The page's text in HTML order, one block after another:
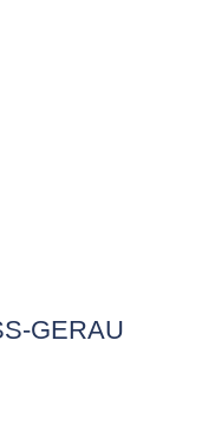
GERAU